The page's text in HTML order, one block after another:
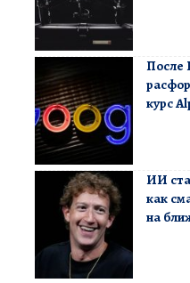
После
курс
ИИ
как
на